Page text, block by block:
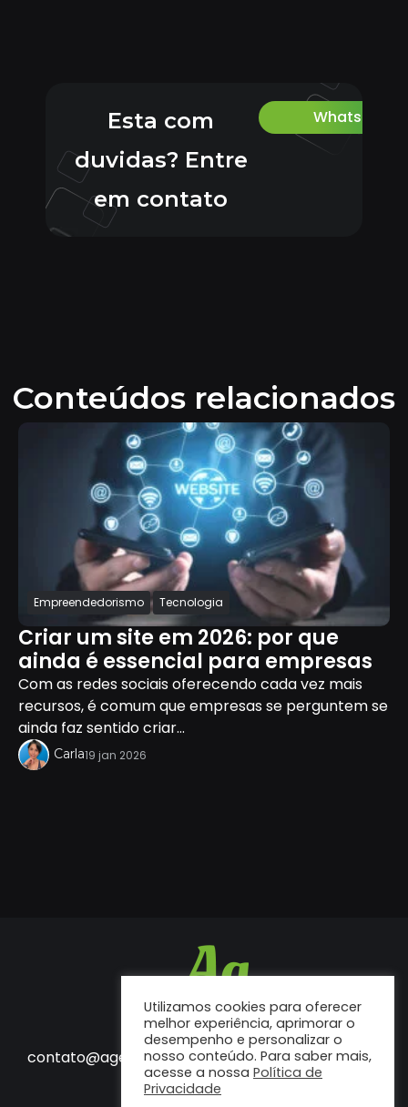
Esta com
duvidas? Entre
em contato
Whatsapp
Conteúdos relacionados
Empreendedorismo Tecnologia
Criar um site em 2026: por que
ainda é essencial para empresas
Com as redes sociais oferecendo cada vez mais
recursos, é comum que empresas se perguntem se
ainda faz sentido criar...
Carla19 jan 2026
Fale conosco
contato@agenciaf12.com.br
Utilizamos cookies para oferecer
melhor experiência, aprimorar o
desempenho e personalizar o
nosso conteúdo. Para saber mais,
acesse a nossa Política de
Privacidade